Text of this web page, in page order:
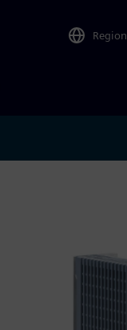
Region